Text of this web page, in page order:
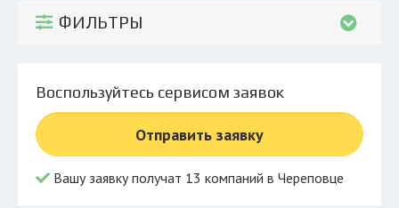
Экоблог
Личный кабинет
© 2026 Все права защищены
ФИЛЬТРЫ
Воспользуйтесь сервисом заявок
Отправить заявку
Вашу заявку получат 13 компаний в Череповце